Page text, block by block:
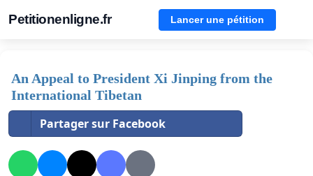
Petitionenligne.fr Lancer une pétition
An Appeal to President Xi Jinping from the
International Tibetan
Partager sur Facebook